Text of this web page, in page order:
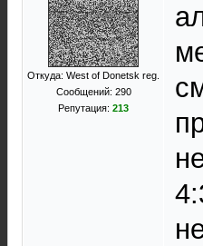
Откуда: West of Donetsk reg.
Сообщений: 290
Репутация: 213